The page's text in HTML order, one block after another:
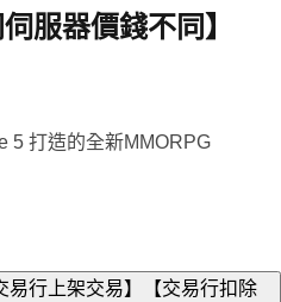
服器價錢不同】
5 打造的全新MMORPG
易行上架交易】【交易行扣除